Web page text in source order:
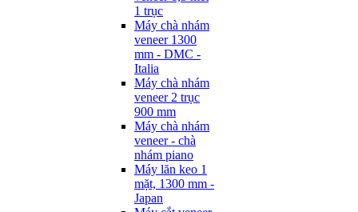
1 trục
Máy chà nhám
veneer 1300
mm - DMC -
Italia
Máy chà nhám
veneer 2 trục
900 mm
Máy chà nhám
veneer - chà
nhám piano
Máy lăn keo 1
mặt, 1300 mm -
Japan